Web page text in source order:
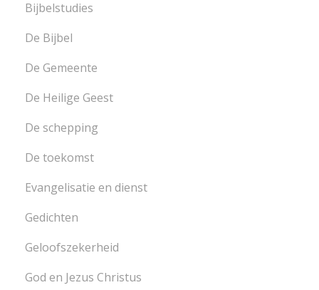
Bijbelstudies
De Bijbel
De Gemeente
De Heilige Geest
De schepping
De toekomst
Evangelisatie en dienst
Gedichten
Geloofszekerheid
God en Jezus Christus